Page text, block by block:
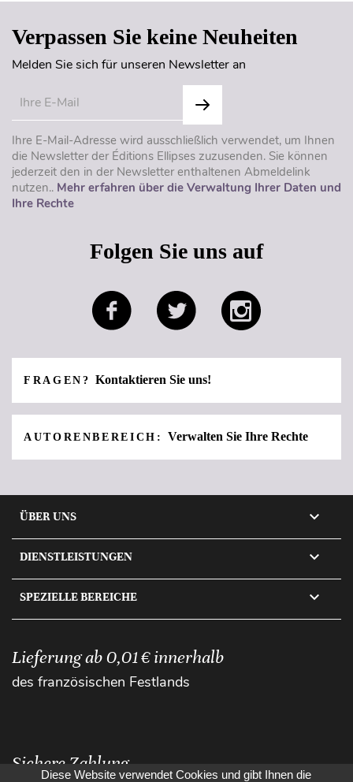
Verpassen Sie keine Neuheiten
Melden Sie sich für unseren Newsletter an
Ihre E-Mail-Adresse wird ausschließlich verwendet, um Ihnen
die Newsletter der Éditions Ellipses zuzusenden. Sie können
jederzeit den in der Newsletter enthaltenen Abmeldelink
nutzen.. Mehr erfahren über die Verwaltung Ihrer Daten und
Ihre Rechte
Folgen Sie uns auf
FRAGEN?Kontaktieren Sie uns!
AUTORENBEREICH: Verwalten Sie Ihre Rechte
ÜBER UNS 
DIENSTLEISTUNGEN 
SPEZIELLE BEREICHE 
Lieferung ab 0,01 € innerhalb
des französischen Festlands
Sichere Zahlung
Diese Website verwendet Cookies und gibt Ihnen die